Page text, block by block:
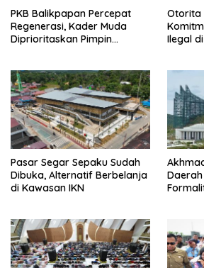
PKB Balikpapan Percepat
Regenerasi, Kader Muda
Diprioritaskan Pimpin
Otorita
Ilegal
Pasar Segar Sepaku Sudah
Dibuka, Alternatif Berbelanja
di Kawasan IKN